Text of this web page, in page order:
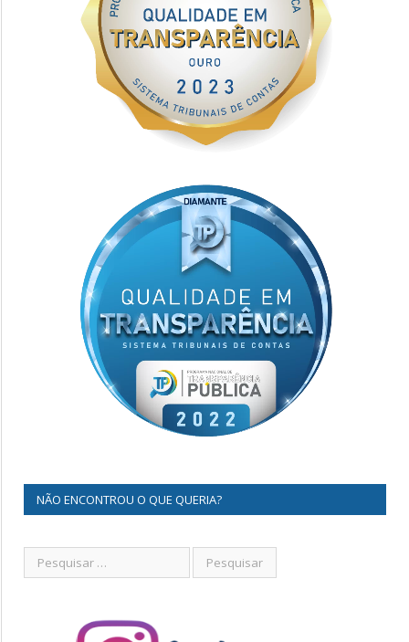
NÃO ENCONTROU O QUE QUERIA?